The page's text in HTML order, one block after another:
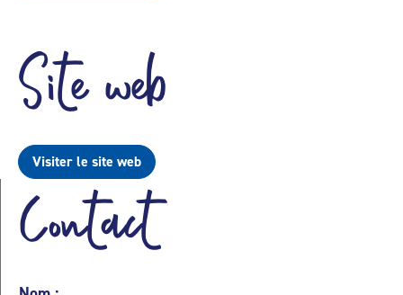
Site web
Visiter le site web
Contact